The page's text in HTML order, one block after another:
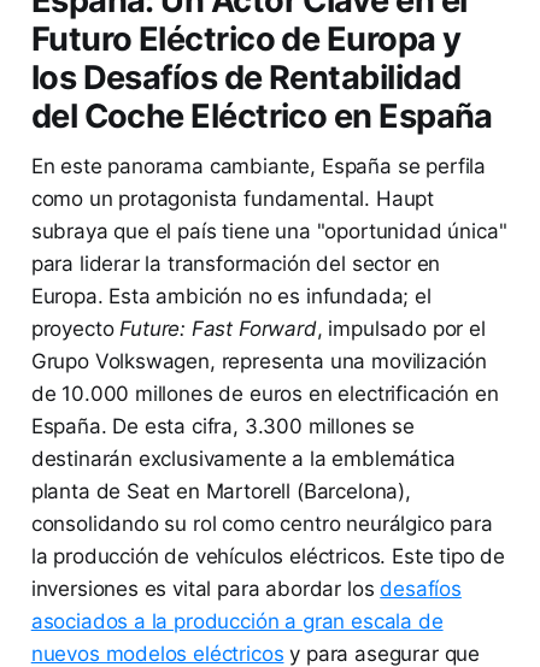
Futuro Eléctrico de Europa y
los Desafíos de Rentabilidad
del Coche Eléctrico en España
En este panorama cambiante, España se perfila
como un protagonista fundamental. Haupt
subraya que el país tiene una "oportunidad única"
para liderar la transformación del sector en
Europa. Esta ambición no es infundada; el
proyecto Future: Fast Forward, impulsado por el
Grupo Volkswagen, representa una movilización
de 10.000 millones de euros en electrificación en
España. De esta cifra, 3.300 millones se
destinarán exclusivamente a la emblemática
planta de Seat en Martorell (Barcelona),
consolidando su rol como centro neurálgico para
la producción de vehículos eléctricos. Este tipo de
inversiones es vital para abordar losdesafíos
asociados a la producción a gran escala de
nuevos modelos eléctricos y para asegurar que